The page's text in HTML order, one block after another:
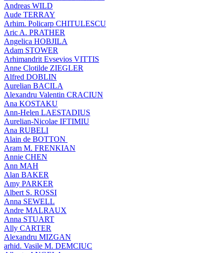
Andreas WILD
Aude TERRAY
Arhim. Policarp CHITULESCU
Aric A. PRATHER
Angelica HOBJILA
Adam STOWER
Arhimandrit Evsevios VITTIS
Anne Clotilde ZIEGLER
Alfred DOBLIN
Aurelian BACILA
Alexandru Valentin CRACIUN
Ana KOSTAKU
Ann-Helen LAESTADIUS
Aurelian-Nicolae IFTIMIU
Ana RUBELI
Alain de BOTTON
Aram Μ. FRENKIAN
Annie CHEN
Ann MAH
Alan BAKER
Amy PARKER
Albert S. ROSSI
Anna SEWELL
Andre MALRAUX
Anna STUART
Ally CARTER
Alexandru MIZGAN
arhid. Vasile M. DEMCIUC